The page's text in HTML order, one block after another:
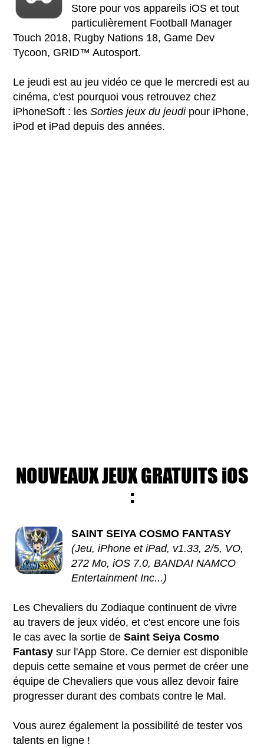
Store pour vos appareils iOS et tout
particulièrement Football Manager
Touch 2018, Rugby Nations 18, Game Dev
Tycoon, GRID™ Autosport.
Le jeudi est au jeu vidéo ce que le mercredi est au
cinéma, c'est pourquoi vous retrouvez chez
iPhoneSoft : lesSorties jeux du jeudipour iPhone,
iPod et iPad depuis des années.
NOUVEAUX JEUX GRATUITS iOS
:
SAINT SEIYA COSMO FANTASY
(Jeu, iPhone et iPad, v1.33, 2/5, VO,
272 Mo, iOS 7.0, BANDAI NAMCO
Entertainment Inc...)
Les Chevaliers du Zodiaque continuent de vivre
au travers de jeux vidéo, et c'est encore une fois
le cas avec la sortie deSaint Seiya Cosmo
Fantasy sur l'App Store. Ce dernier est disponible
depuis cette semaine et vous permet de créer une
équipe de Chevaliers que vous allez devoir faire
progresser durant des combats contre le Mal.
Vous aurez également la possibilité de tester vos
talents en ligne !